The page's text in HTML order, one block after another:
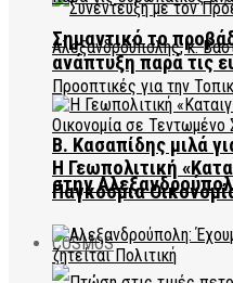
Β. Κασαπίδης μιλά
στην
COSMOS
Σημαντικό το
ανάπτυξη παρά τις
Η Γεωπολιτική
Παγκόσμια